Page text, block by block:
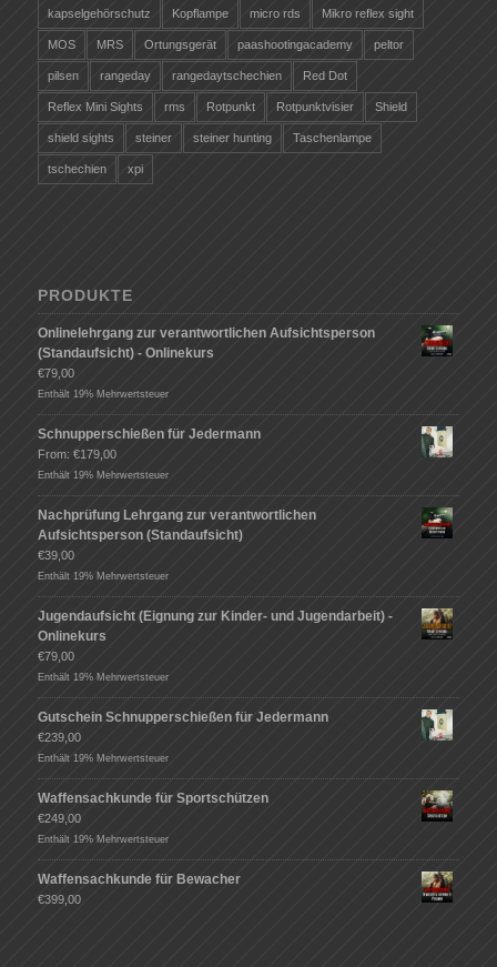
kapselgehörschutz Kopflampe micro rds Mikro reflex sight
MOS MRS Ortungsgerät paashootingacademy peltor
pilsen rangeday rangedaytschechien Red Dot
Reflex Mini Sights rms Rotpunkt Rotpunktvisier Shield
shield sights steiner steiner hunting Taschenlampe
tschechien xpi
PRODUKTE
Onlinelehrgang zur verantwortlichen Aufsichtsperson
(Standaufsicht) - Onlinekurs
€79,00
Enthält 19% Mehrwertsteuer
Schnupperschießen für Jedermann
From: €179,00
Enthält 19% Mehrwertsteuer
Nachprüfung Lehrgang zur verantwortlichen
Aufsichtsperson (Standaufsicht)
€39,00
Enthält 19% Mehrwertsteuer
Jugendaufsicht (Eignung zur Kinder- und Jugendarbeit) -
Onlinekurs
€79,00
Enthält 19% Mehrwertsteuer
Gutschein Schnupperschießen für Jedermann
€239,00
Enthält 19% Mehrwertsteuer
Waffensachkunde für Sportschützen
€249,00
Enthält 19% Mehrwertsteuer
Waffensachkunde für Bewacher
€399,00